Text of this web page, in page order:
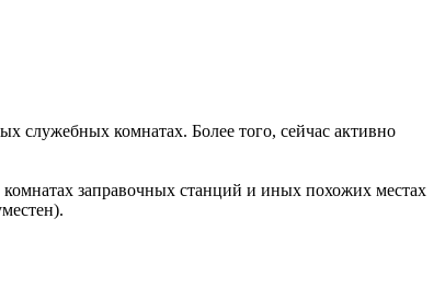
служебных комнатах. Более того, сейчас активно
заправочных станций и иных похожих местах